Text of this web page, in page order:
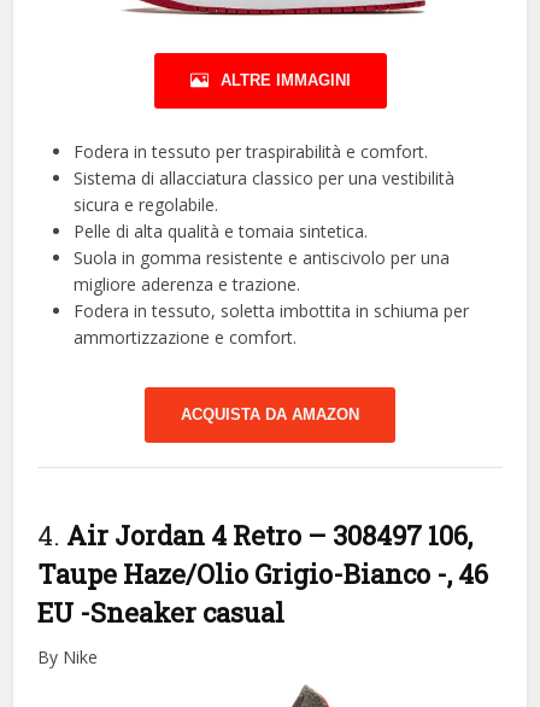
ALTRE IMMAGINI
Fodera in tessuto per traspirabilità e comfort.
Sistema di allacciatura classico per una vestibilità
sicura e regolabile.
Pelle di alta qualità e tomaia sintetica.
Suola in gomma resistente e antiscivolo per una
migliore aderenza e trazione.
Fodera in tessuto, soletta imbottita in schiuma per
ammortizzazione e comfort.
ACQUISTA DA AMAZON
4. Air Jordan 4 Retro – 308497 106,
Taupe Haze/Olio Grigio-Bianco -, 46
EU -Sneaker casual
By Nike